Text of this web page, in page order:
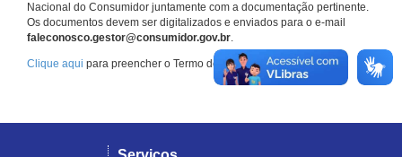
Nacional do Consumidor juntamente com a documentação pertinente.
Os documentos devem ser digitalizados e enviados para o e-mail
faleconosco.gestor@consumidor.gov.br.
Clique aqui para preencher o Termo de Adesão.